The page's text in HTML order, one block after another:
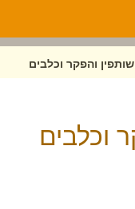
והפקר וכלבים
וכלבים